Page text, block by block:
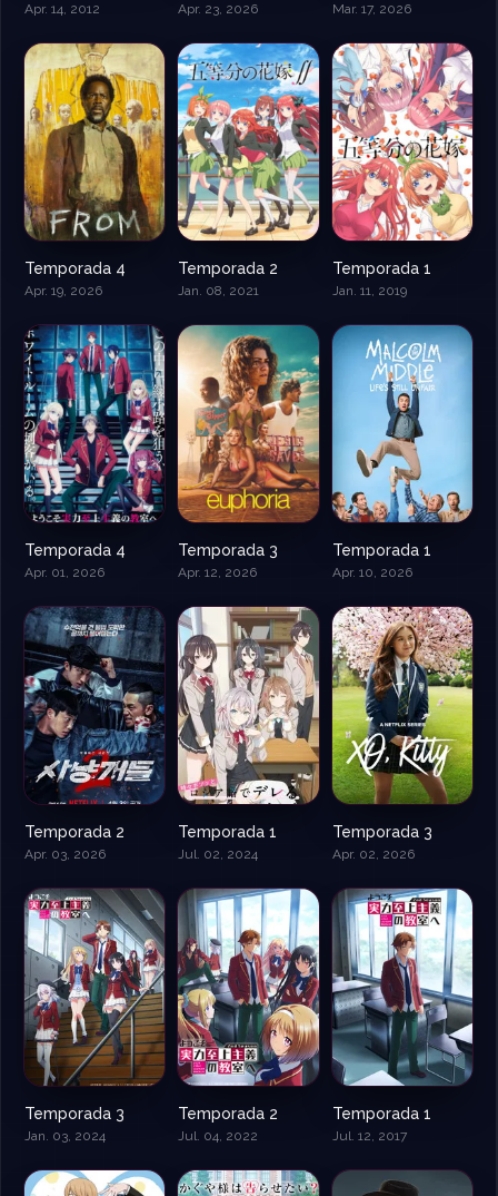
Apr. 14, 2012 Apr. 23, 2026 Mar. 17, 2026
Temporada 4
Apr. 19, 2026
Temporada 2
Jan. 08, 2021
Temporada 1
Jan. 11, 2019
Temporada 4
Apr. 01, 2026
Temporada 3
Apr. 12, 2026
Temporada 1
Apr. 10, 2026
Temporada 2
Apr. 03, 2026
Temporada 1
Jul. 02, 2024
Temporada 3
Apr. 02, 2026
Temporada 3
Jan. 03, 2024
Temporada 2
Jul. 04, 2022
Temporada 1
Jul. 12, 2017